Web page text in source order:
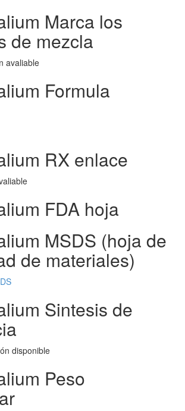
Marca los
de mezcla
avaliable
Formula
RX enlace
FDA hoja
MSDS (hoja de
de materiales)
Sintesis de
disponible
Peso